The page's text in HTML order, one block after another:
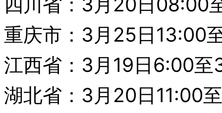
重庆市：3月25日13:00
江西省：3月19日6:00至
湖北省：3月20日11:00